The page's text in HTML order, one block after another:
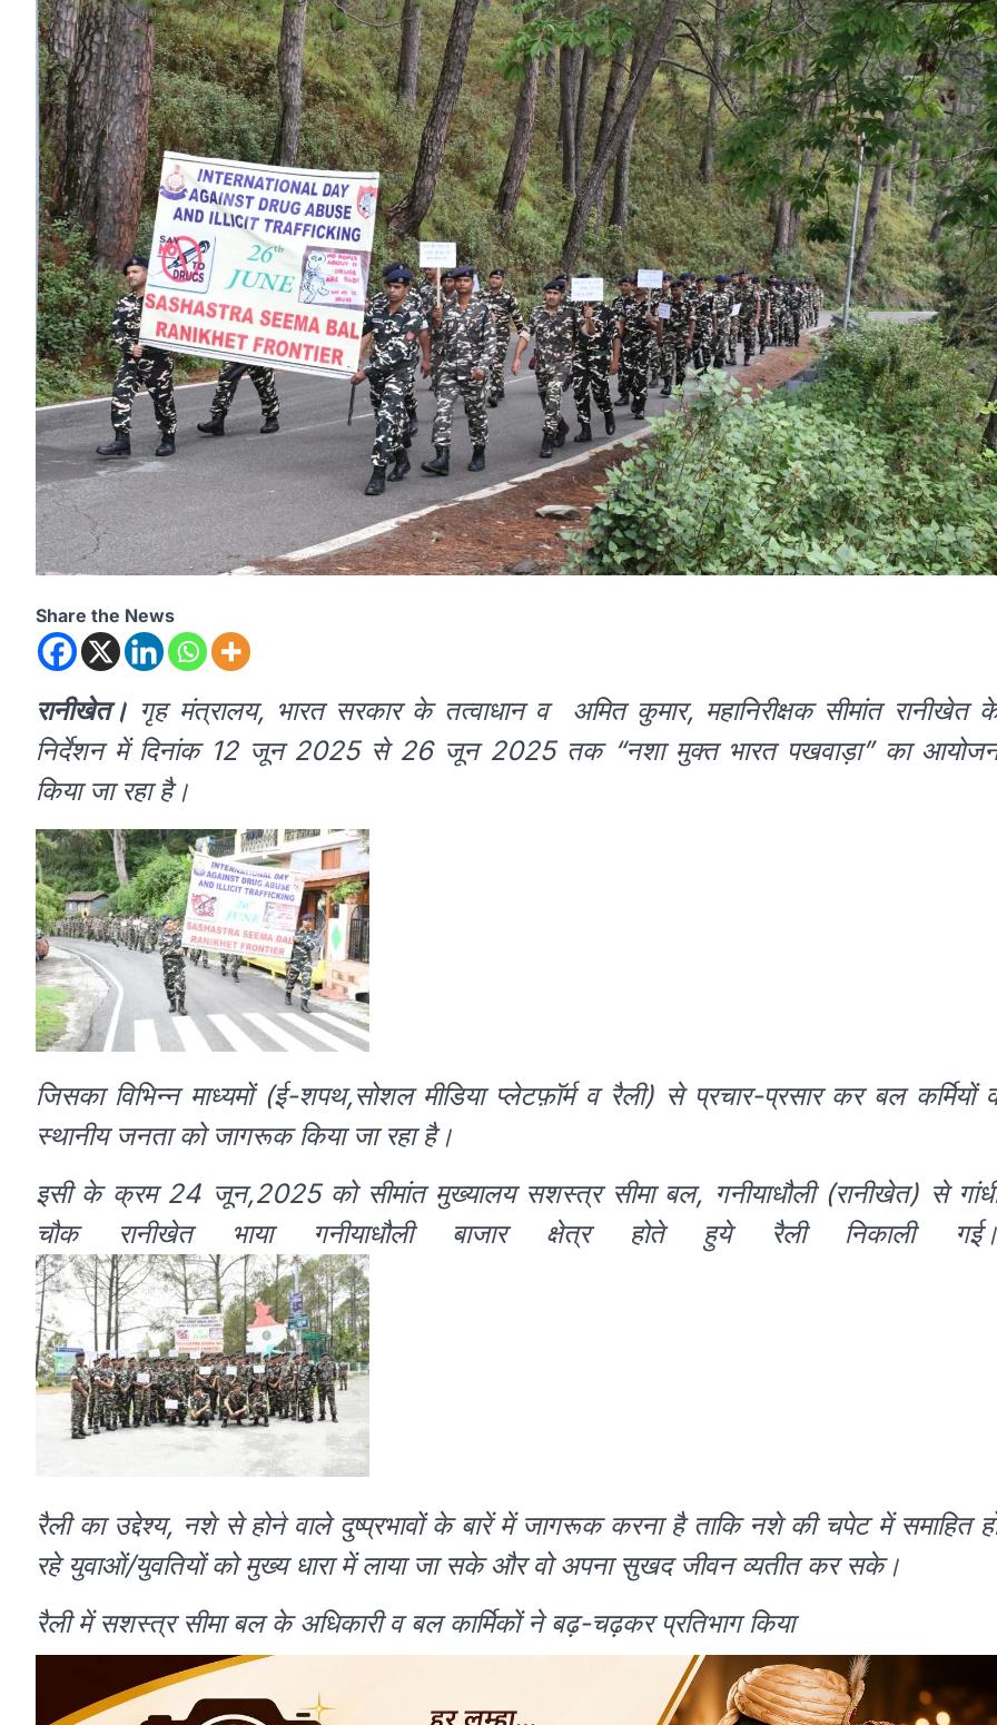
Share the News
रानीखेत। गृह मंत्रालय, भारत सरकार के तत्वाधान व अमित कुमार, महानिरीक्षक सीमांत रानीखेत
निर्देशन में दिनांक 12 जून 2025 से 26 जून 2025 तक “नशा मुक्त भारत पखवाड़ा” का
किया जा रहा है।
जिसका विभिन्न माध्यमों (ई-शपथ,सोशल मीडिया प्लेटफ़ॉर्म व रैली) से प्रचार-प्रसार कर बल कर्मियों
स्थानीय जनता को जागरूक किया जा रहा है।
इसी के क्रम 24 जून,2025 को सीमांत मुख्यालय सशस्त्र सीमा बल, गनीयाधौली (रानीखेत) से
चौक रानीखेत भाया गनीयाधौली बाजार क्षेत्र होते हुये रैली निकाली
रैली का उद्देश्य, नशे से होने वाले दुष्प्रभावों के बारें में जागरूक करना है ताकि नशे की चपेट में समाहित
रहे युवाओं/युवतियों को मुख्य धारा में लाया जा सके और वो अपना सुखद जीवन व्यतीत कर सके।
रैली में सशस्त्र सीमा बल के अधिकारी व बल कार्मिकों ने बढ़-चढ़कर प्रतिभाग किया